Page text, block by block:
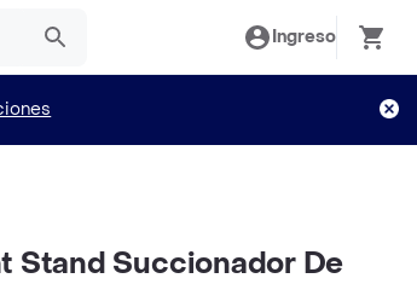
Ingreso
Stand Succionador De